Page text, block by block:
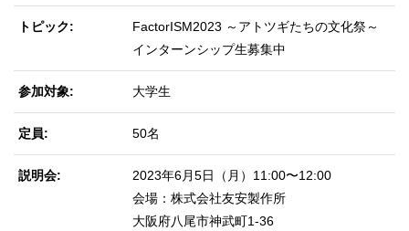
トピック
FactorISM2023 ～アトツギたちの文化祭～
インターンシップ生募集中
参加対象 大学生
定員 50名
説明会
2023年6月5日（月）11:00〜12:00
会場：株式会社友安製作所
大阪府八尾市神武町1-36